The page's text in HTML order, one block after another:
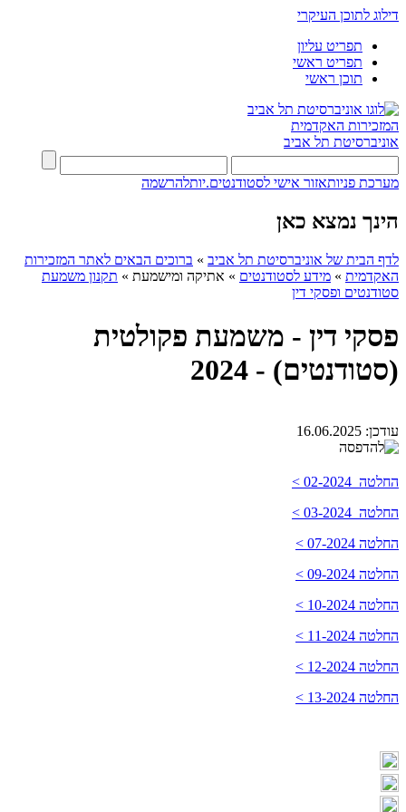
דילוג לתוכן העיקרי
תפריט עליון
תפריט ראשי
תוכן ראשי
המזכירות האקדמית
אוניברסיטת תל אביב
מערכת פניותאזור אישי לסטודנטים.יותלהרשמה
הינך נמצא כאן
לדף הבית של אוניברסיטת תל אביב » ברוכים הבאים לאתר המזכירות
האקדמית » מידע לסטודנטים » אתיקה ומישמעת » תקנון משמעת
סטודנטים ופסקי דין
פסקי דין - משמעת פקולטית
(סטודנטים) - 2024
עודכן: 16.06.2025
החלטה 02-2024 >
החלטה 03-2024 >
החלטה 07-2024 >
החלטה 09-2024 >
החלטה 10-2024 >
החלטה 11-2024 >
החלטה 12-2024 >
החלטה 13-2024 >